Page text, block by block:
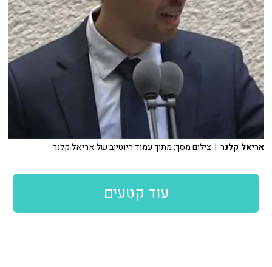
אריאל קלנר | צילום מסך: מתוך עמוד היוטיוב של אריאל קלנר
עוד קטעים